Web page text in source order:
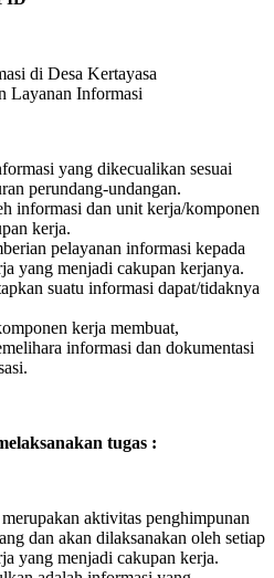
di Desa Kertayasa
Layanan Informasi
yang dikecualikan sesuai
perundang-undangan.
informasi dan unit kerja/komponen
kerja.
pelayanan informasi kepada
yang menjadi cakupan kerjanya.
suatu informasi dapat/tidaknya
kerja membuat,
informasi dan dokumentasi
tugas :
aktivitas penghimpunan
dan akan dilaksanakan oleh setiap
yang menjadi cakupan kerja.